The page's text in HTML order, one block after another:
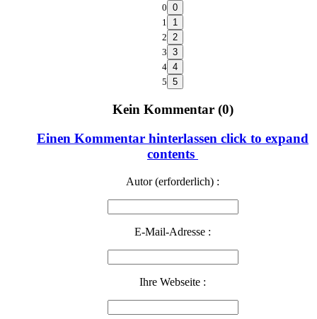
0
1
2
3
4
5
Kein Kommentar (0)
Einen Kommentar hinterlassen click to expand
contents
Autor (erforderlich) :
E-Mail-Adresse :
Ihre Webseite :